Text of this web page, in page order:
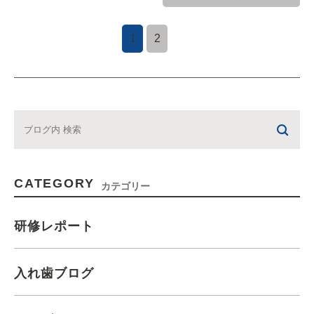
1 2
CATEGORY カテゴリー
研修レポート
入れ歯ブログ